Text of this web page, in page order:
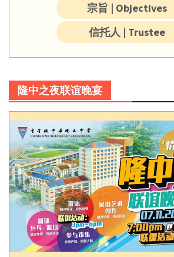
宗旨 | Objectives
信托人 | Trustee
隆中之夜联谊晚宴